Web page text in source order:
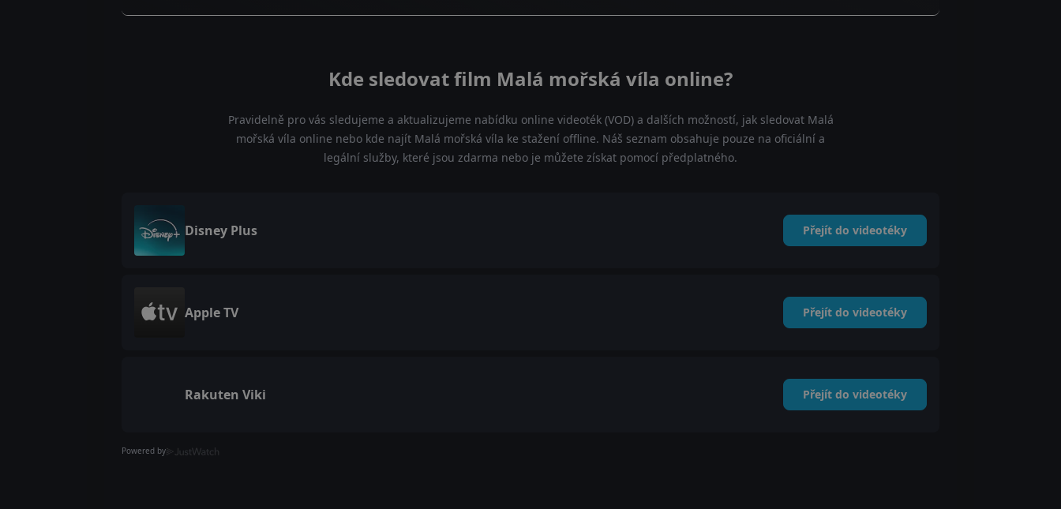
Kde sledovat film Malá mořská víla online?
Pravidelně pro vás sledujeme a aktualizujeme nabídku online videoték (VOD) a dalších možností, jak sledovat Malá
mořská víla online nebo kde najít Malá mořská víla ke stažení offline. Náš seznam obsahuje pouze na oficiální a
legální služby, které jsou zdarma nebo je můžete získat pomocí předplatného.
Disney Plus Přejít do videotéky
Apple TV Přejít do videotéky
Rakuten Viki Přejít do videotéky
Powered by